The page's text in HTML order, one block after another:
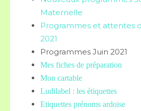
Maternelle
Programmes et attentes
2021
Programmes Juin 2021
Mes fiches de préparation
Mon cartable
Ludilabel : les étiquettes
Etiquettes prénoms ardoise